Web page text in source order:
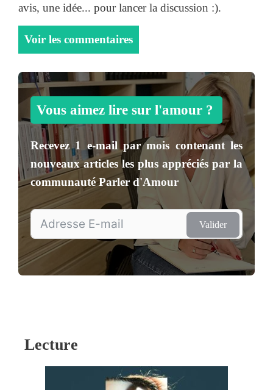
avis, une idée... pour lancer la discussion :).
Voir les commentaires
Vous aimez lire sur l'amour ?
Recevez1 e-mail par mois contenant les
nouveaux articles les plus appréciés par la
communautéParler d'Amour
Valider
Lecture